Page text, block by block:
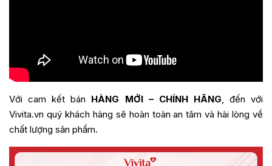
Với cam kết bán HÀNG MỚI – CHÍNH HÃNG, đến với
Vivita.vn quý khách hàng sẽ hoàn toàn an tâm và hài lòng về
chất lượng sản phẩm.